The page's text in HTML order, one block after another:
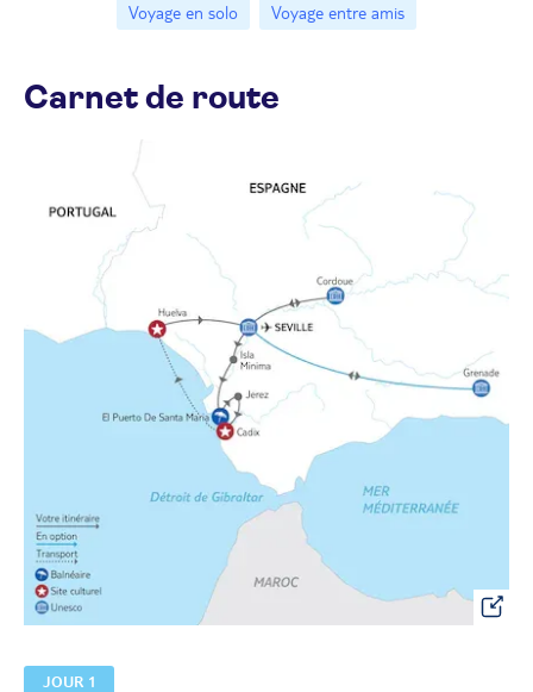
Voyage en solo
Voyage entre amis
Carnet de route
JOUR 1